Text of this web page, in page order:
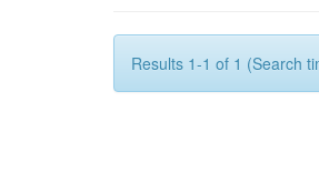
Results 1-1 of 1 (Search